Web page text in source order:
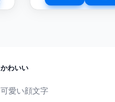
かわいい
可愛い顔文字